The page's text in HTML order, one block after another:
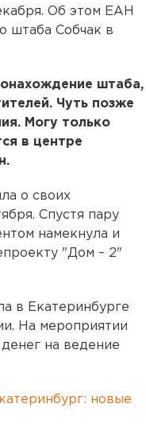
Об этом ЕАН
штаба Собчак в
штаба,
Чуть позже
Могу только
в центре
о своих
Спустя пару
намекнула и
"Дом – 2"
в Екатеринбурге
На мероприятии
на ведение
новые